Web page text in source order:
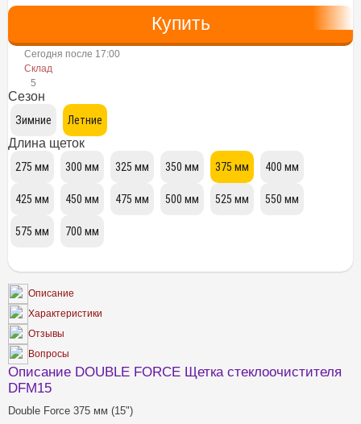
Сегодня после 17:00
Склад
5
Сезон
Длина щеток
Описание
Характеристики
Отзывы
Вопросы
Описание DOUBLE FORCE Щетка стеклоочистителя
DFM15
Double Force 375 мм (15")